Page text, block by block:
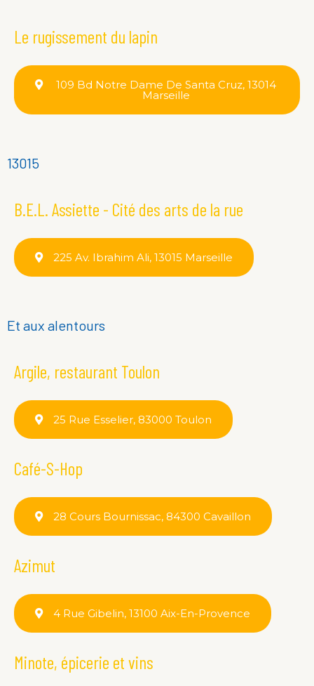
Le rugissement du lapin
109 Bd Notre Dame De Santa Cruz, 13014
Marseille
13015
B.E.L. Assiette - Cité des arts de la rue
225 Av. Ibrahim Ali, 13015 Marseille
Et aux alentours
Argile, restaurant Toulon
25 Rue Esselier, 83000 Toulon
Café-S-Hop
28 Cours Bournissac, 84300 Cavaillon
Azimut
4 Rue Gibelin, 13100 Aix-En-Provence
Minote, épicerie et vins